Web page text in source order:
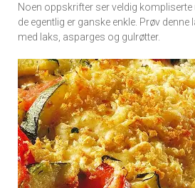
Vi tilbyr flere ukentlige
kan fritt velge hvilke du
Registrer
Noen oppskrifter ser veldig kompliserte
de egentlig er ganske enkle. Prøv denne
med laks, asparges og gulrøtter.